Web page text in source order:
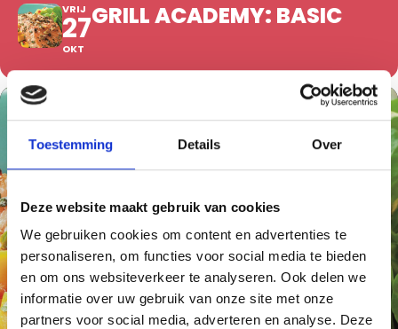
Toestemming Details Over
Deze website maakt gebruik van cookies
We gebruiken cookies om content en advertenties te
personaliseren, om functies voor social media te bieden
en om ons websiteverkeer te analyseren. Ook delen we
informatie over uw gebruik van onze site met onze
partners voor social media, adverteren en analyse. Deze
VRIJ
27
OKT
GRILL ACADEMY: BASIC